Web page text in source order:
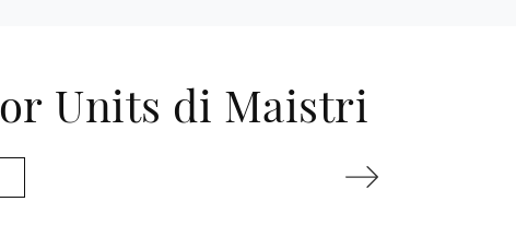
Units di Maistri